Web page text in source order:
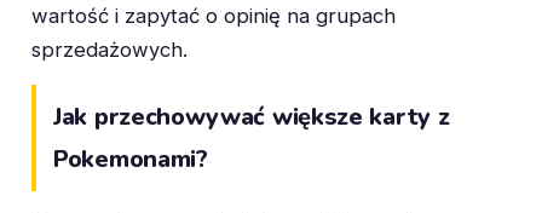
wartość i zapytać o opinię na grupach
sprzedażowych.
Jak przechowywać większe karty z
Pokemonami?